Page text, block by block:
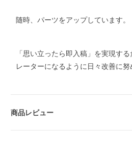
随時、パーツをアップしています。
「思い立ったら即入稿」を実現す
レーターになるように日々改善に努
商品レビュー